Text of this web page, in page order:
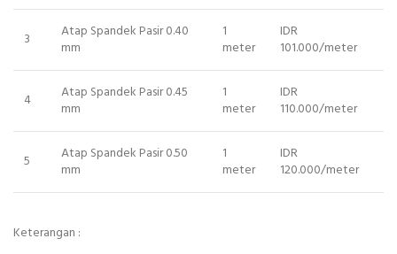
3
Atap Spandek Pasir 0.40
mm
1
meter
IDR
101.000/meter
4
Atap Spandek Pasir 0.45
mm
1
meter
IDR
110.000/meter
5
Atap Spandek Pasir 0.50
mm
1
meter
IDR
120.000/meter
Keterangan :